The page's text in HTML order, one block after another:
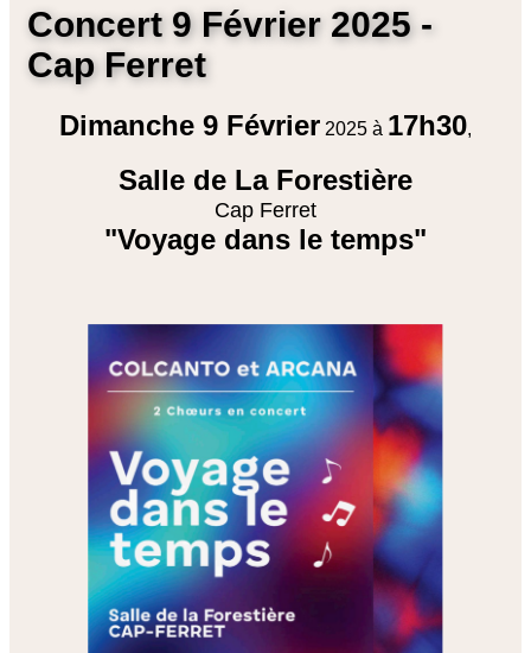
Concert 9 Février 2025 -
Cap Ferret
Dimanche 9 Février 2025 à 17h30,
Salle de La Forestière
Cap Ferret
"Voyage dans le temps"